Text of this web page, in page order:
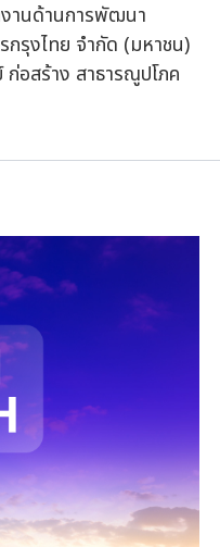
านด้านการพัฒนา
กรุงไทย จำกัด (มหาชน)
อสร้าง สาธารณูปโภค